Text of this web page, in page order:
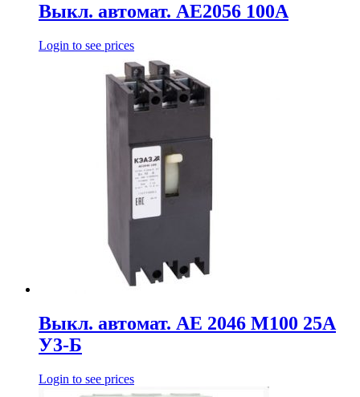
Выкл. автомат. АЕ2056 100А
Login to see prices
Выкл. автомат. АЕ 2046 М100 25А
У3-Б
Login to see prices